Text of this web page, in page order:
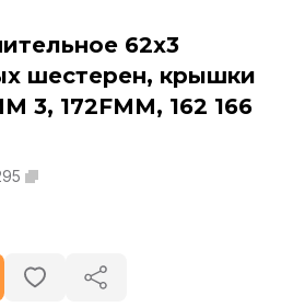
62x3
шестерен, крышки
3, 172FMM, 162 166